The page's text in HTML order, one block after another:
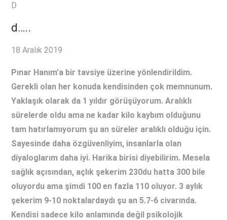
D
d…..
18 Aralık 2019
Pınar Hanım’a bir tavsiye üzerine yönlendirildim.
Gerekli olan her konuda kendisinden çok memnunum.
Yaklaşık olarak da 1 yıldır görüşüyorum. Aralıklı
sürelerde oldu ama ne kadar kilo kaybım olduğunu
tam hatırlamıyorum şu an süreler aralıklı olduğu için.
Sayesinde daha özgüvenliyim, insanlarla olan
diyaloglarım daha iyi. Harika birisi diyebilirim. Mesela
sağlık açısından, açlık şekerim 230du hatta 300 bile
oluyordu ama şimdi 100 en fazla 110 oluyor. 3 aylık
şekerim 9-10 noktalardaydı şu an 5.7-6 civarında.
Kendisi sadece kilo anlamında değil psikolojik